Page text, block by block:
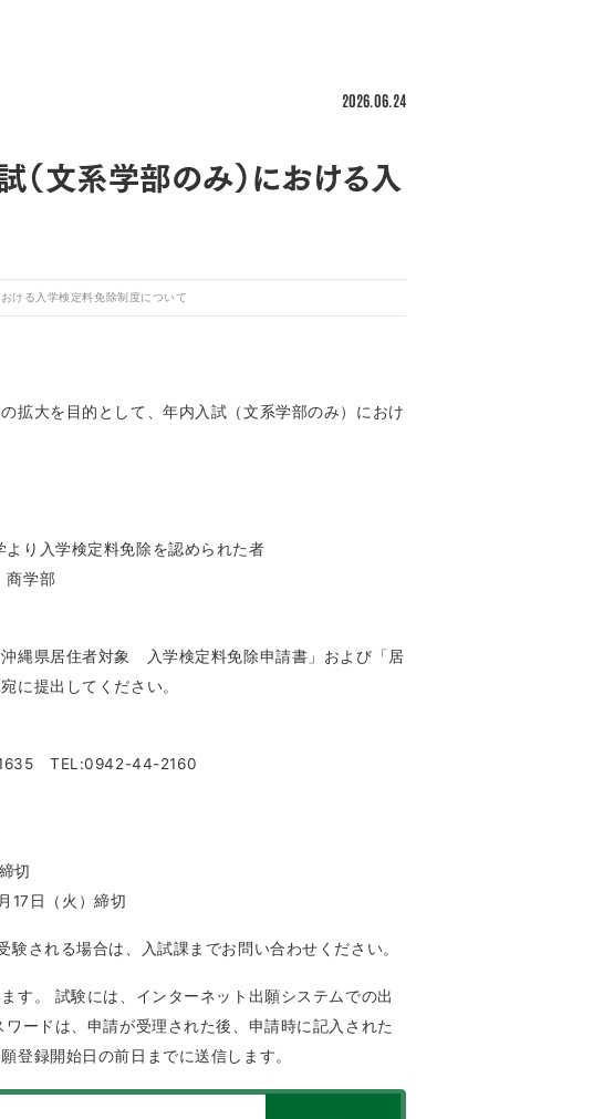
2026.06.24
（文系学部のみ）における入
ける入学検定料免除制度について
拡大を目的として、年内入試（文系学部のみ）におけ
り入学検定料免除を認められた者
商学部
縄県居住者対象 入学検定料免除申請書」および「居
に提出してください。
TEL:0942-44-2160
切
17日（火）締切
される場合は、入試課までお問い合わせください。
す。 試験には、インターネット出願システムでの出
ードは、申請が受理された後、申請時に記入された
登録開始日の前日までに送信します。